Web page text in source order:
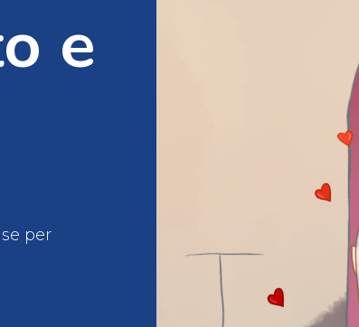
e
per